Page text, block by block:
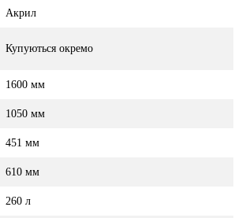
Акрил
Купуються окремо
1600 мм
1050 мм
451 мм
610 мм
260 л